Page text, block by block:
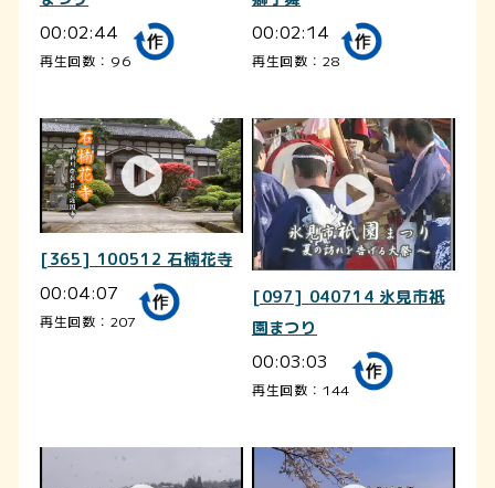
00:02:44
再生回数：96
00:02:14
再生回数：28
[365] 100512 石楠花寺
00:04:07
再生回数：207
[097] 040714 氷見市祇
園まつり
00:03:03
再生回数：144